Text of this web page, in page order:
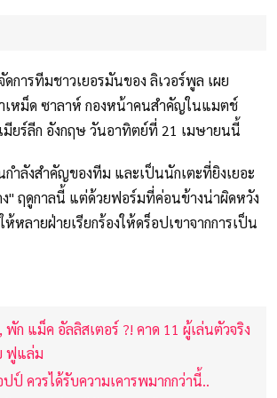
ดการทีมชาวเยอรมันของ ลิเวอร์พูล เผย
เหม็ด ซาลาห์ กองหน้าคนสำคัญในแมตช์
ยร์ลีก อังกฤษ วันอาทิตย์ที่ 21 เมษายนนี้
กำลังสำคัญของทีม และเป็นนักเตะที่ยิงเยอะ
" ฤดูกาลนี้ แต่ด้วยฟอร์มที่ค่อนข้างน่าผิดหวัง
หลายฝ่ายเรียกร้องให้ดร็อปเขาจากการเป็น
ก แม็ค อัลลิสเตอร์ ?! คาด 11 ผู้เล่นตัวจริง
ฟูแล่ม
ปป์ ควรได้รับความเคารพมากกว่านี้..